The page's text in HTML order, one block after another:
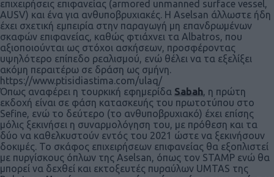
επιχειρήσεις επιφανείας (armored unmanned surface vessel,
AUSV) και ένα για ανθυποβρυχιακές. H Aselsan άλλωστε ήδη
έχει σχετική εμπειρία στην παραγωγή μη επανδρωμένων
σκαφών επιφανείας, καθώς φτιάχνει τα Albatros, που
αξιοποιούνται ως στόχοι ασκήσεων, προσφέροντας
υψηλότερο επίπεδο ρεαλισμού, ενώ θέλει να τα εξελίξει
ακόμη περαιτέρω σε δράση ως σμήνη.
https://www.ptisidiastima.com/ulaq/
Όπως αναφέρει η τουρκική εφημερίδα Sabah, η πρώτη
εκδοχή είναι σε φάση κατασκευής του πρωτοτύπου στο
Sefine, ενώ το δεύτερο (το ανθυποβρυχιακό) έχει επίσης
μόλις ξεκινήσει η συναρμολόγηση του, με πρόθεση και τα
δύο να καθελκυστούν εντός του 2021 ώστε να ξεκινήσουν
δοκιμές. Το σκάφος επιχειρήσεων επιφανείας θα εξοπλιστεί
με πυργίσκους όπλων της Aselsan, όπως τον STAMP ενώ θα
μπορεί να δεχθεί και εκτοξευτές πυραύλων UMTAS της